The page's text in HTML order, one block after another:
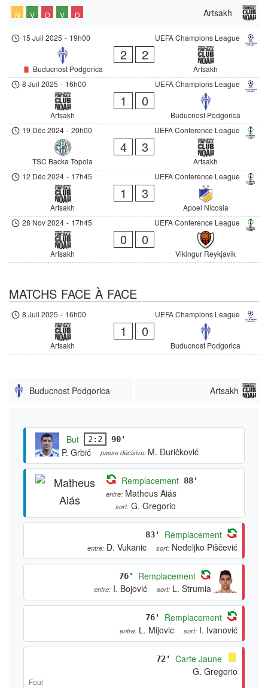
Artsakh
N V D V D
UEFA Champions League
15 Juil 2025 - 19h00
Buducnost Podgorica
2 2
Artsakh
UEFA Champions League
8 Juil 2025 - 16h00
Artsakh
1 0
Buducnost Podgorica
UEFA Conference League
19 Déc 2024 - 20h00
TSC Backa Topola
4 3
Artsakh
UEFA Conference League
12 Déc 2024 - 17h45
Artsakh
1 3
Apoel Nicosia
UEFA Conference League
28 Nov 2024 - 17h45
Artsakh
0 0
Vikingur Reykjavik
MATCHS FACE À FACE
UEFA Champions League
8 Juil 2025 - 16h00
Artsakh
1 0
Buducnost Podgorica
Buducnost Podgorica Artsakh
But 2:2 90'
P. Grbić passe décisive: M. Đuričković
Remplacement 88'
entre: Matheus Aiás
sort: G. Gregorio
83' Remplacement
entre: D. Vukanic sort: Nedeljko Piščević
76' Remplacement
entre: I. Bojović sort: L. Strumia
76' Remplacement
entre: L. Mijovic sort: I. Ivanović
72'
Carte Jaune
G. Gregorio
Foul